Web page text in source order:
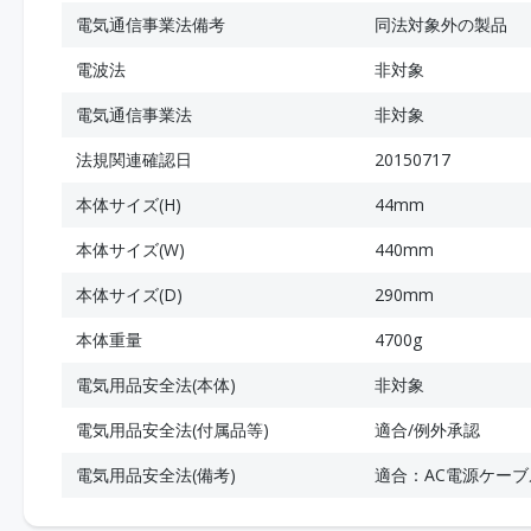
電気通信事業法備考
同法対象外の製品
電波法
非対象
電気通信事業法
非対象
法規関連確認日
20150717
本体サイズ(H)
44mm
本体サイズ(W)
440mm
本体サイズ(D)
290mm
本体重量
4700g
電気用品安全法(本体)
非対象
電気用品安全法(付属品等)
適合/例外承認
電気用品安全法(備考)
適合：AC電源ケー